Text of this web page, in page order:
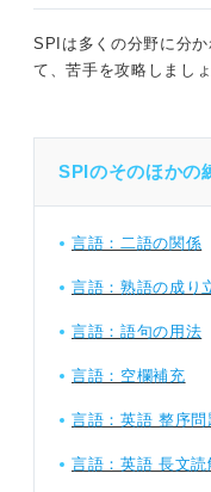
SPIは多くの分野に分
て、苦手を攻略しましょ
SPIのそのほかの
言語：二語の関係
言語：熟語の成り
言語：語句の用法
言語：空欄補充
言語：英語 整序問
言語：英語 長文読